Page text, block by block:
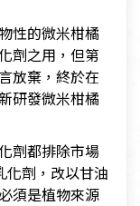
性的微米柑橘
劑之用，但第
放棄，終於在
研發微米柑橘
劑都排除市場
化劑，改以甘油
須是植物來源